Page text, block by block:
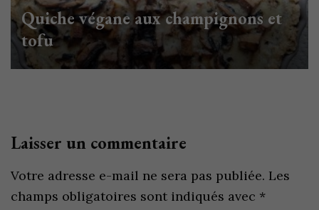
Quiche végane aux champignons et
tofu
Laisser un commentaire
Votre adresse e-mail ne sera pas publiée. Les
champs obligatoires sont indiqués avec *